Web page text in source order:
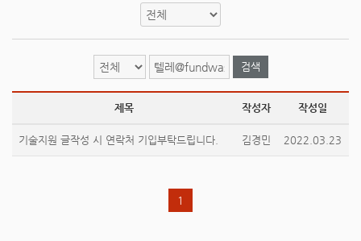
검색
제목 작성자 작성일
기술지원 글작성 시 연락처 기입부탁드립니다. 김경민 2022.03.23
1